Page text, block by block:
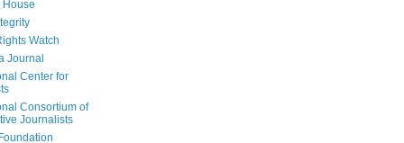
House
Watch
Journal
Center for
Consortium of
Journalists